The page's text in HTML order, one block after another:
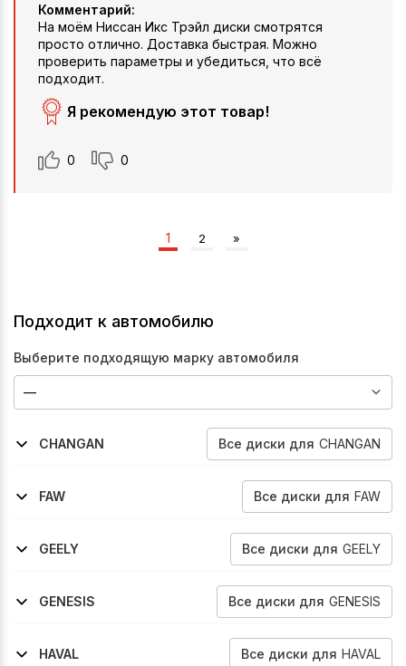
Комментарий:
На моём Ниссан Икс Трэйл диски смотрятся
просто отлично. Доставка быстрая. Можно
проверить параметры и убедиться, что всё
подходит.
Я рекомендую этот товар!
0 0
1 2 »
Подходит к автомобилю
Выберите подходящую марку автомобиля
CHANGAN Все диски для CHANGAN
2023-2025
2022-2024
2023-2026
2022-2026
2020-2026
2023-2025
2024-2026
FAW
Все диски для FAW
2020-2026
2023-2026
GEELY
Все диски для GEELY
2022-2024
2023-2026
GENESIS
Все диски для GENESIS
2021-2026
2018-2021
2022-2026
HAVAL
Все диски для HAVAL